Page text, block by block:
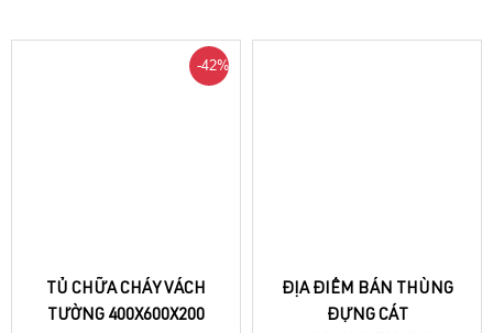
-42%
TỦ CHỮA CHÁY VÁCH
TƯỜNG 400X600X200
ĐỊA ĐIỂM BÁN THÙNG
ĐỰNG CÁT